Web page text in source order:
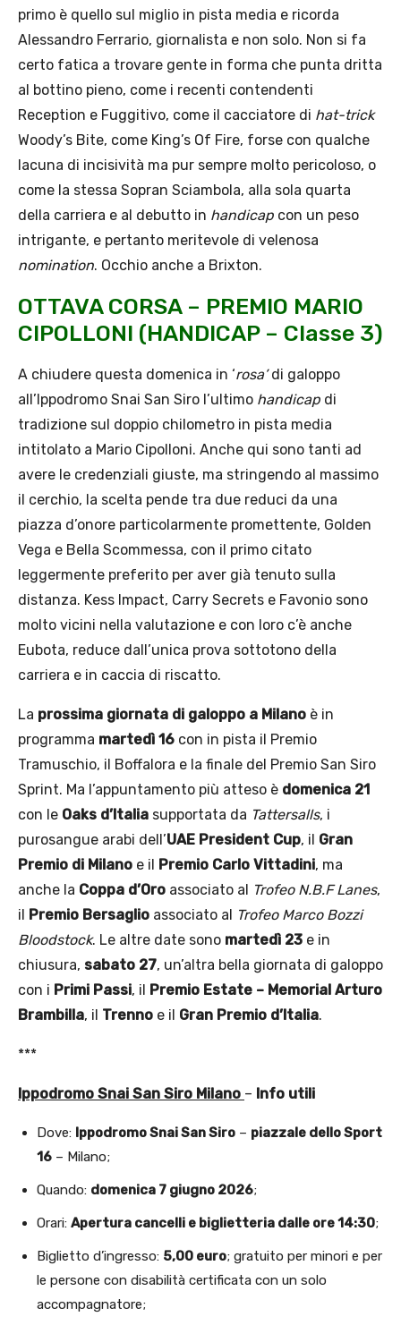
primo è quello sul miglio in pista media e ricorda
Alessandro Ferrario, giornalista e non solo. Non si fa
certo fatica a trovare gente in forma che punta dritta
al bottino pieno, come i recenti contendenti
Reception e Fuggitivo, come il cacciatore di hat-trick
Woody’s Bite, come King’s Of Fire, forse con qualche
lacuna di incisività ma pur sempre molto pericoloso, o
come la stessa Sopran Sciambola, alla sola quarta
della carriera e al debutto in handicap con un peso
intrigante, e pertanto meritevole di velenosa
nomination. Occhio anche a Brixton.
OTTAVA CORSA – PREMIO MARIO
CIPOLLONI (HANDICAP – Classe 3)
A chiudere questa domenica in ‘rosa’di galoppo
all’Ippodromo Snai San Siro l’ultimo handicap di
tradizione sul doppio chilometro in pista media
intitolato a Mario Cipolloni. Anche qui sono tanti ad
avere le credenziali giuste, ma stringendo al massimo
il cerchio, la scelta pende tra due reduci da una
piazza d’onore particolarmente promettente, Golden
Vega e Bella Scommessa, con il primo citato
leggermente preferito per aver già tenuto sulla
distanza. Kess Impact, Carry Secrets e Favonio sono
molto vicini nella valutazione e con loro c’è anche
Eubota, reduce dall’unica prova sottotono della
carriera e in caccia di riscatto.
La prossima giornata di galoppo a Milano è in
programma martedì 16 con in pista il Premio
Tramuschio, il Boffalora e la finale del Premio San Siro
Sprint. Ma l’appuntamento più atteso è domenica 21
con le Oaks d’Italia supportata da Tattersalls, i
purosangue arabi dell’UAE President Cup, il Gran
Premio di Milano e il Premio Carlo Vittadini, ma
anche la Coppa d’Oro associato al Trofeo N.B.F Lanes,
il Premio Bersaglio associato al Trofeo Marco Bozzi
Bloodstock. Le altre date sono martedì 23 e in
chiusura, sabato 27, un’altra bella giornata di galoppo
con i Primi Passi, il Premio Estate – Memorial Arturo
Brambilla, il Trenno e il Gran Premio d’Italia.
***
Ippodromo Snai San Siro Milano – Info utili
Dove: Ippodromo Snai San Siro – piazzale dello Sport
16 – Milano;
Quando: domenica 7 giugno 2026;
Orari: Apertura cancelli e biglietteria dalle ore 14:30;
Biglietto d’ingresso: 5,00 euro; gratuito per minori e per
le persone con disabilità certificata con un solo
accompagnatore;